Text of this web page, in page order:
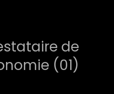
de
(01)